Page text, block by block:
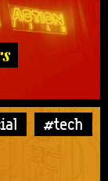
#tech